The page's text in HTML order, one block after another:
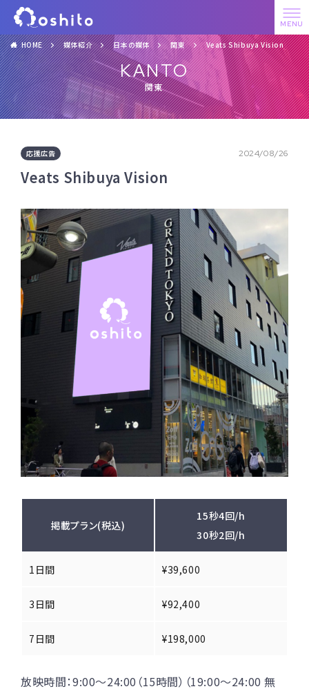
HOME 媒体紹介 日本の媒体 関東 Veats Shibuya Vision
KANTO
関東
応援広告 2024/08/26
Veats Shibuya Vision
掲載プラン(税込)
15秒4回/h
30秒2回/h
1日間 ¥39,600
3日間 ¥92,400
7日間 ¥198,000
放映時間：9:00～24:00（15時間）（19:00～24:00 無